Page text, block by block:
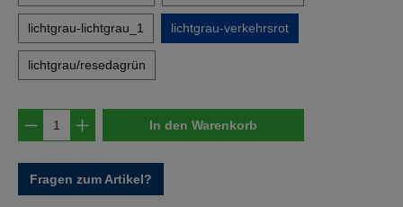
lichtgrau-lichtgrau_1 lichtgrau-verkehrsrot
lichtgrau/resedagrün
Produkt Anzahl: Gib den gewünschten
In den Warenkorb
Fragen zum Artikel?